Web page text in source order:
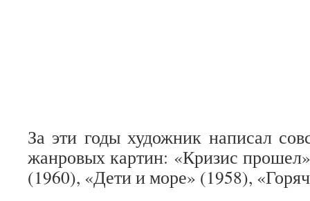
За эти годы художник написал
жанровых картин: «Кризис
(1960), «Дети и море» (1958),